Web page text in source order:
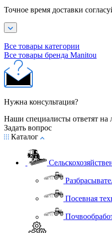
Точное время доставки
Все товары категории
Все товары бренда Manitou
Нужна консультация?
Наши специалисты ответят
Задать вопрос
Каталог
Посевная